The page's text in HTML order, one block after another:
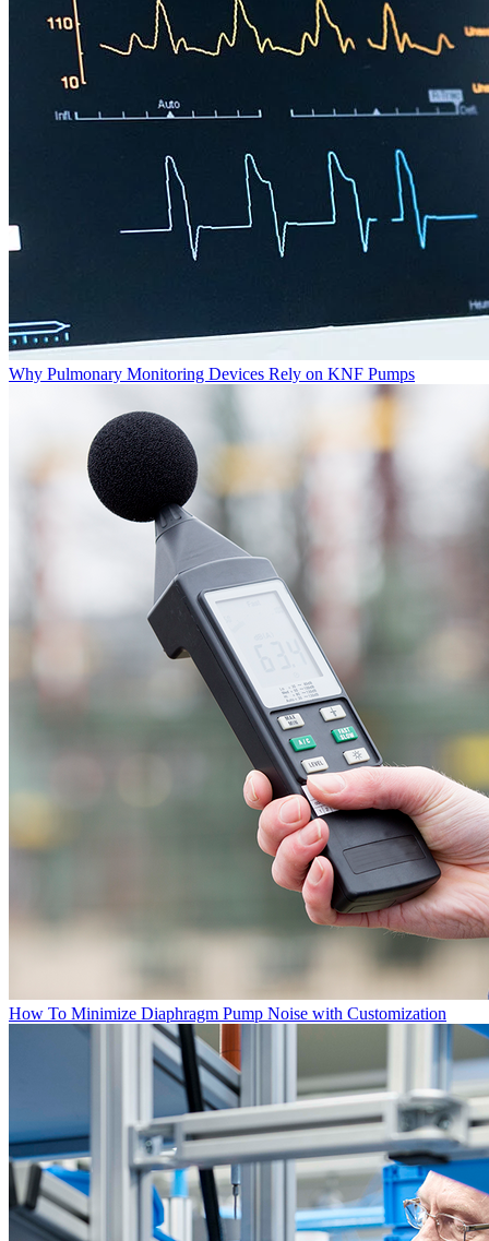
Why Pulmonary Monitoring Devices Rely on KNF Pumps
How To Minimize Diaphragm Pump Noise with Customization